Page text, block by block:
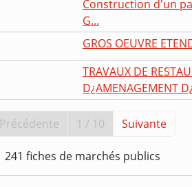
Construction d'un
G...
GROS OEUVRE
TRAVAUX DE
D¿AMENAGEMENT
Précédente 1 / 10 Suivante
241 fiches de marchés publics